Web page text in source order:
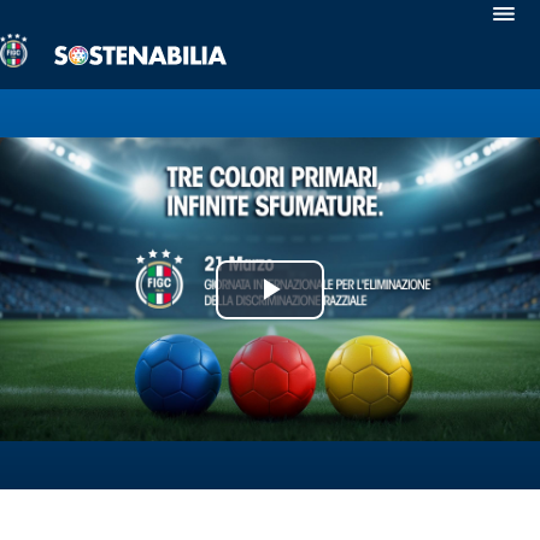
Sostenabilia
Safeguarding
Uguaglianza
e
Inclusione
Calcio
per
Tutte
Salute
Sostegno
Play
Video